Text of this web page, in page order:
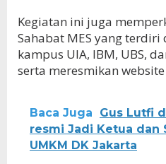
Kegiatan ini juga
Sahabat MES yang
kampus UIA, IBM, UBS,
serta meresmikan website
Baca Juga
Gus Lutfi
resmi Jadi Ketua dan
UMKM DK Jakarta